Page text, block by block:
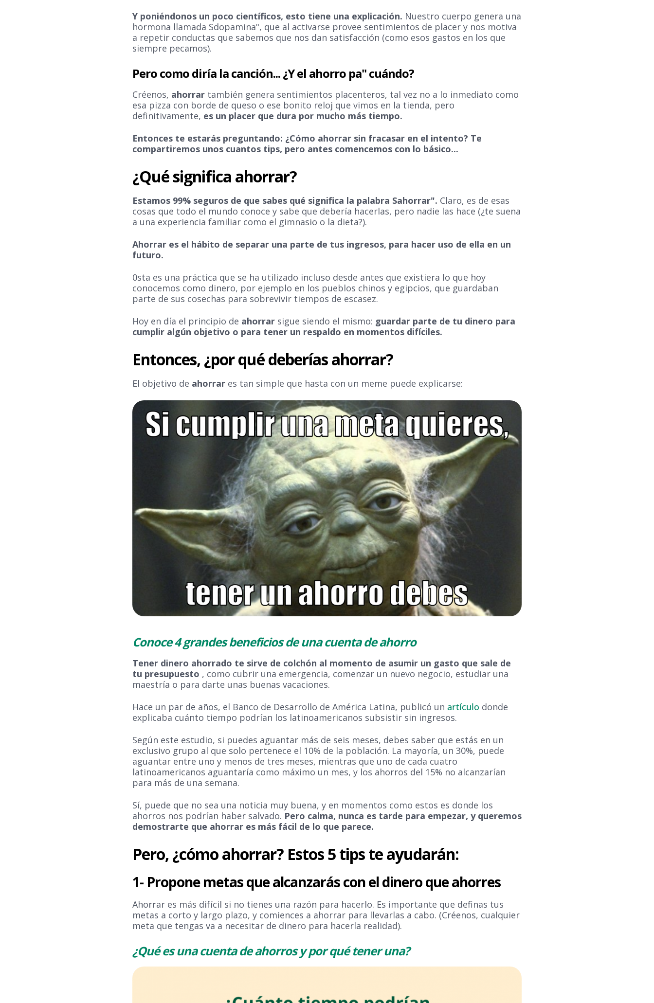
Y poniéndonos un poco científicos, esto tiene una explicación. Nuestro cuerpo genera una
hormona llamada Sdopamina", que al activarse provee sentimientos de placer y nos motiva
a repetir conductas que sabemos que nos dan satisfacción (como esos gastos en los que
siempre pecamos).
Pero como diría la canción... ¿Y el ahorro pa" cuándo?
Créenos, ahorrar también genera sentimientos placenteros, tal vez no a lo inmediato como
esa pizza con borde de queso o ese bonito reloj que vimos en la tienda, pero
definitivamente, es un placer que dura por mucho más tiempo.
Entonces te estarás preguntando: ¿Cómo ahorrar sin fracasar en el intento? Te
compartiremos unos cuantos tips, pero antes comencemos con lo básico...
¿Qué significa ahorrar?
Estamos 99% seguros de que sabes qué significa la palabra Sahorrar". Claro, es de esas
cosas que todo el mundo conoce y sabe que debería hacerlas, pero nadie las hace (¿te suena
a una experiencia familiar como el gimnasio o la dieta?).
Ahorrar es el hábito de separar una parte de tus ingresos, para hacer uso de ella en un
futuro.
0sta es una práctica que se ha utilizado incluso desde antes que existiera lo que hoy
conocemos como dinero, por ejemplo en los pueblos chinos y egipcios, que guardaban
parte de sus cosechas para sobrevivir tiempos de escasez.
Hoy en día el principio de ahorrar sigue siendo el mismo: guardar parte de tu dinero para
cumplir algún objetivo o para tener un respaldo en momentos difíciles.
Entonces, ¿por qué deberías ahorrar?
El objetivo de ahorrar es tan simple que hasta con un meme puede explicarse:
Conoce 4 grandes beneficios de una cuenta de ahorro
Tener dinero ahorrado te sirve de colchón al momento de asumir un gasto que sale de
tu presupuesto , como cubrir una emergencia, comenzar un nuevo negocio, estudiar una
maestría o para darte unas buenas vacaciones.
Hace un par de años, el Banco de Desarrollo de América Latina, publicó un artículo donde
explicaba cuánto tiempo podrían los latinoamericanos subsistir sin ingresos.
Según este estudio, si puedes aguantar más de seis meses, debes saber que estás en un
exclusivo grupo al que solo pertenece el 10% de la población. La mayoría, un 30%, puede
aguantar entre uno y menos de tres meses, mientras que uno de cada cuatro
latinoamericanos aguantaría como máximo un mes, y los ahorros del 15% no alcanzarían
para más de una semana.
Sí, puede que no sea una noticia muy buena, y en momentos como estos es donde los
ahorros nos podrían haber salvado. Pero calma, nunca es tarde para empezar, y queremos
demostrarte que ahorrar es más fácil de lo que parece.
Pero, ¿cómo ahorrar? Estos 5 tips te ayudarán:
1- Propone metas que alcanzarás con el dinero que ahorres
Ahorrar es más difícil si no tienes una razón para hacerlo. Es importante que definas tus
metas a corto y largo plazo, y comiences a ahorrar para llevarlas a cabo. (Créenos, cualquier
meta que tengas va a necesitar de dinero para hacerla realidad).
¿Qué es una cuenta de ahorros y por qué tener una?